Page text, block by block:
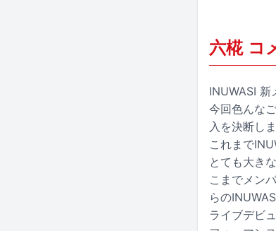
六椛 コ
INUWASI 新
今回色んな
入を決断しま
これまで
とても大き
こまでメン
らの
ライブデビ